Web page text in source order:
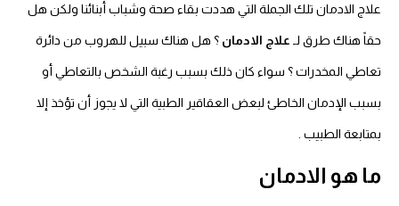
علاج الادمان تلك الجملة التي هددت بقاء صحة وشباب أبنائنا ولكن هل
حقاً هناك طرق لـعلاج الادمان؟ هل هناك سبيل للهروب من دائرة
تعاطي المخدرات ؟ سواء كان ذلك بسبب رغبة الشخص بالتعاطي أو
بسبب الإدمان الخاطئ لبعض العقاقير الطبية التي لا يجوز أن تؤخذ إلا
بمتابعة الطبيب .
ما هو الادمان